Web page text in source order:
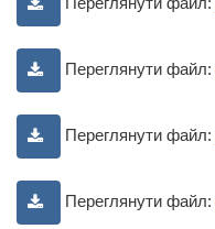
Переглянути файл:
Переглянути файл:
Переглянути файл: